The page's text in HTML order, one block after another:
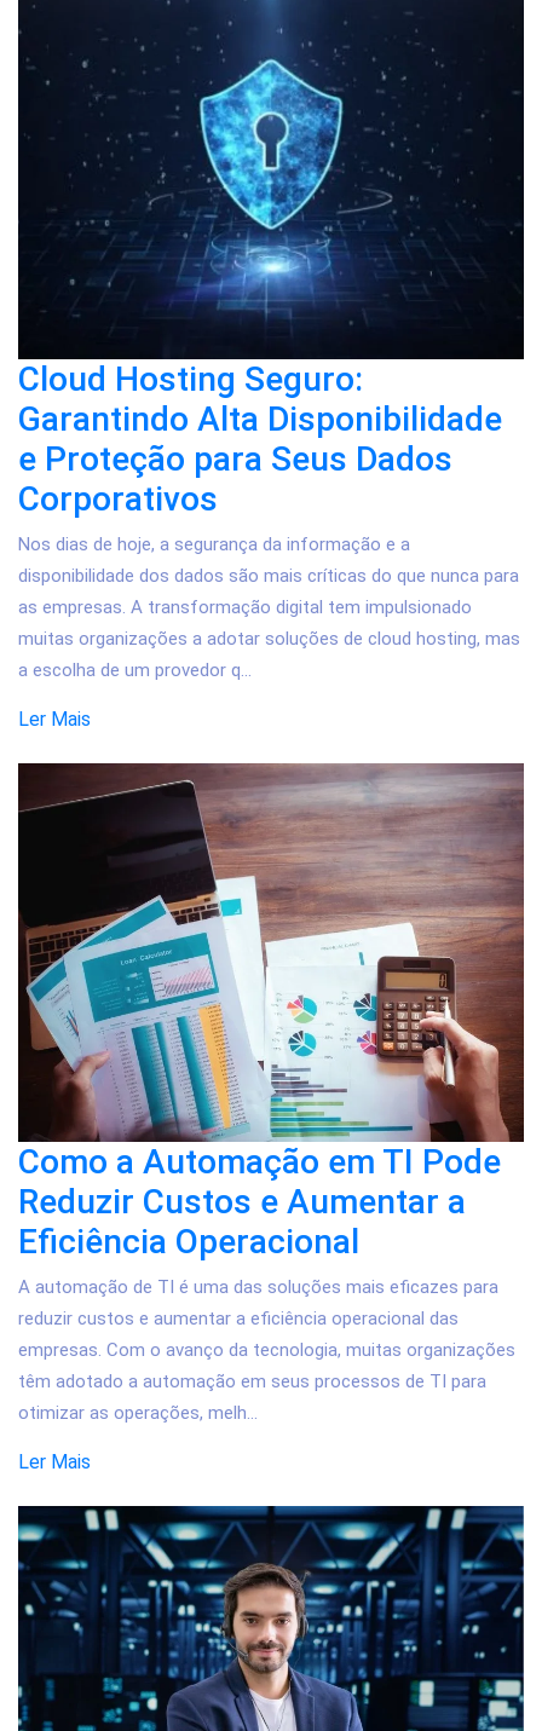
Cloud Hosting Seguro:
Garantindo Alta Disponibilidade
e Proteção para Seus Dados
Corporativos
Nos dias de hoje, a segurança da informação e a
disponibilidade dos dados são mais críticas do que nunca para
as empresas. A transformação digital tem impulsionado
muitas organizações a adotar soluções de cloud hosting, mas
a escolha de um provedor q...
Ler Mais
Como a Automação em TI Pode
Reduzir Custos e Aumentar a
Eficiência Operacional
A automação de TI é uma das soluções mais eficazes para
reduzir custos e aumentar a eficiência operacional das
empresas. Com o avanço da tecnologia, muitas organizações
têm adotado a automação em seus processos de TI para
otimizar as operações, melh...
Ler Mais